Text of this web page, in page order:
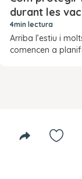
durant les
4min lectura
Arriba l’estiu i
comencen a